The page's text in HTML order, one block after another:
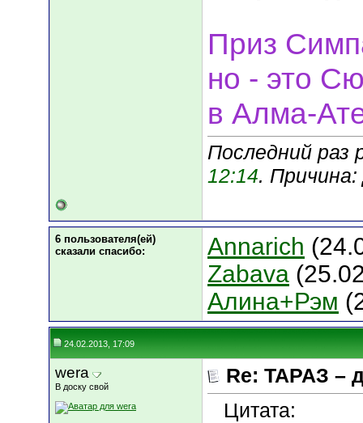
Приз
но - это
в Алма-
Последний раз
12:14.
6 пользователя(ей)
сказали cпасибо:
Annarich
Zabava
Алина+Рэм
24.02.2013, 17:09
wera
В доску свой
Re: ТАРАЗ –
Цитата: